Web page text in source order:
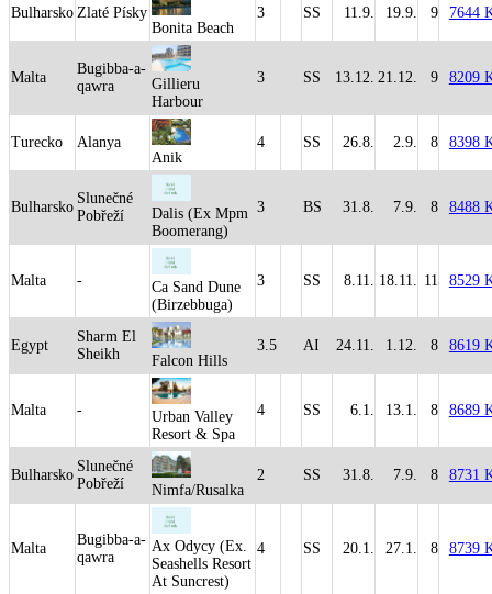
Bulharsko Zlaté Písky
Bonita Beach
3 SS 11.9. 19.9. 9 7644
Malta
Bugibba-a-
qawra
Gillieru
Harbour
3 SS 13.12. 21.12. 9 8209
Turecko
Alanya
Anik
4 SS 26.8. 2.9. 8 8398
Bulharsko
Slunečné
Pobřeží
Dalis (Ex Mpm
Boomerang)
3 BS 31.8. 7.9. 8 8488
Malta -
Ca Sand Dune
(Birzebbuga)
3 SS 8.11. 18.11. 11 8529
Egypt
Sharm El
Sheikh
Falcon Hills
3.5 AI 24.11. 1.12. 8 8619
Malta -
Urban Valley
Resort & Spa
4 SS 6.1. 13.1. 8 8689
Bulharsko
Slunečné
Pobřeží
Nimfa/Rusalka
2 SS 31.8. 7.9. 8 8731
Malta
Bugibba-a-
qawra
Ax Odycy (Ex.
Seashells Resort
At Suncrest)
4 SS 20.1. 27.1. 8 8739